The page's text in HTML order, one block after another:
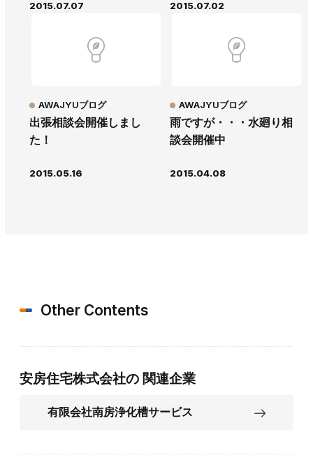
2015.07.07 2015.07.02
出張相談会開催しまし
た！
AWAJYUブログ
2015.05.16
雨ですが・・・水廻り相
談会開催中
AWAJYUブログ
2015.04.08
Other Contents
安房住宅株式会社の 関連企業
有限会社南房浄化槽サービス